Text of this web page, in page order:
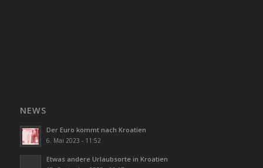
NEWS
Der Euro kommt nach Kroatien
6. Mai 2023 - 11:52
Etwas andere Urlaubsorte in Kroatien